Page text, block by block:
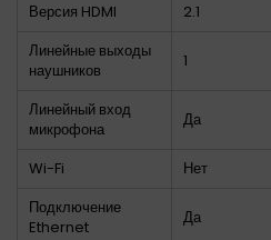
Версия HDMI
2.1
Линейные выходы
наушников
1
Линейный вход
микрофона
Да
Wi-Fi
Нет
Подключение
Ethernet
Да